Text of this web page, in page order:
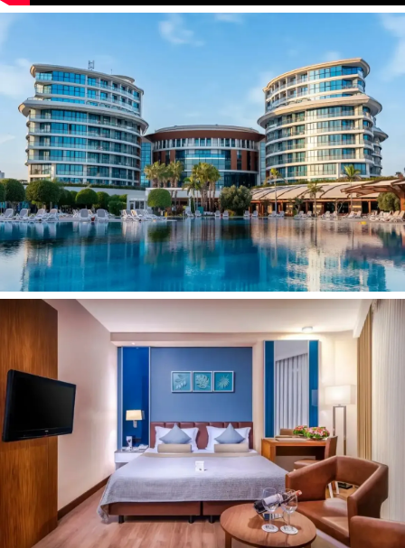
Saugus
Kava & Arbata
LCD televizorius
Viešbučio teritorijoje:
Pagrindinis restoranas
3 A'la carte restoranai
2 užkandžių barai
4 barai
4 atviri baseinai
Uždaras baseinas
Vandens kalneliai
Prie baseino: skėčiai, gultai - nemokamai
Konferencijų salė
Belaidis internetas
Pramogos ir sportas:
Kino teatras
Treniruoklių salė
SPA centras (už papildomą mokestį)
Vaikams:
Diskoteka
Vaikų klubas
Paplūdimys: